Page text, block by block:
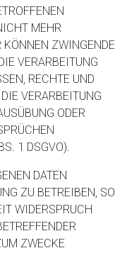
MEHR
KÖNNEN ZWINGENDE
VERARBEITUNG
RECHTE UND
VERARBEITUNG
ODER
1 DSGVO).
DATEN
ZU BETREIBEN, SO
WIDERSPRUCH
ZWECKE